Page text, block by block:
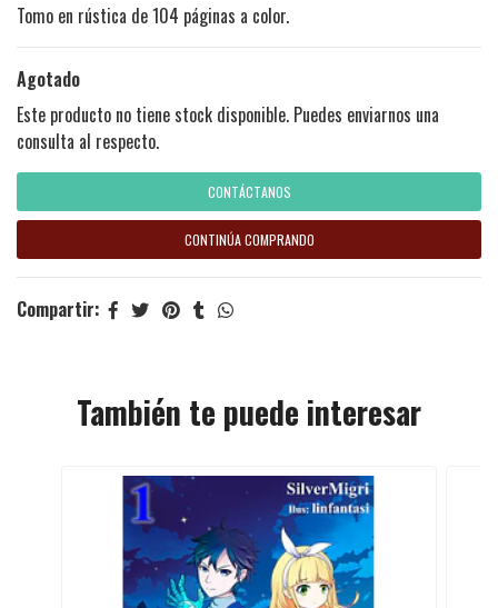
Tomo en rústica de 104 páginas a color.
Agotado
Este producto no tiene stock disponible. Puedes enviarnos una
consulta al respecto.
CONTÁCTANOS
CONTINÚA COMPRANDO
Compartir:
También te puede interesar